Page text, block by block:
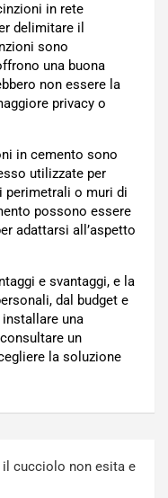
in rete
delimitare il
sono
una buona
non essere la
privacy o
in cemento sono
utilizzate per
perimetrali o muri di
possono essere
adattarsi all’aspetto
e svantaggi, e la
dal budget e
una
un
la soluzione
cucciolo non esita e